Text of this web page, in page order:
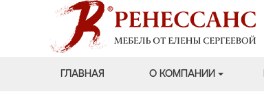
ГЛАВНАЯ О КОМПАНИИ